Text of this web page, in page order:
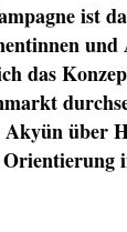
ist
und
das
über